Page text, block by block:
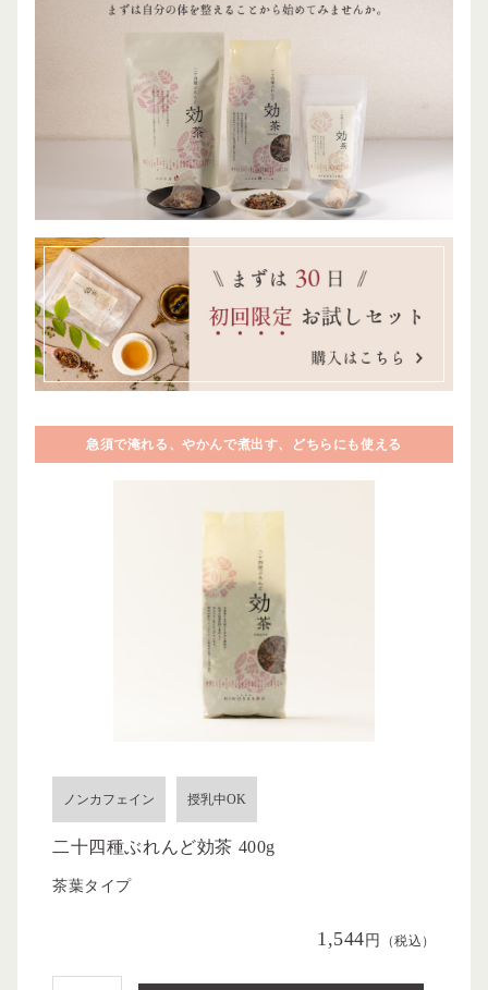
急須で淹れる、やかんで煮出す、どちらにも使える
ノンカフェイン 授乳中OK
二十四種ぶれんど効茶 400g
茶葉タイプ
1,544 円 （税込）